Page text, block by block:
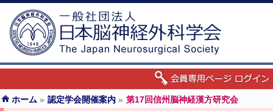
ホーム » 認定学会開催案内 » 第17回信州脳神経漢方研究会